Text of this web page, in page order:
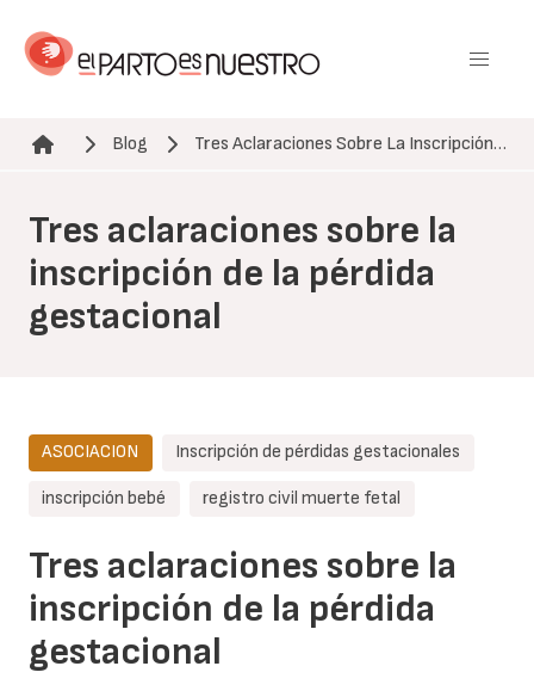
contenido
Ruta de navegación
Blog Tres Aclaraciones Sobre La Inscripción…
Tres aclaraciones sobre la
inscripción de la pérdida
gestacional
Tres aclaraciones sobre la
inscripción de la pérdida
gestacional
ASOCIACION Inscripción de pérdidas gestacionales
inscripción bebé registro civil muerte fetal